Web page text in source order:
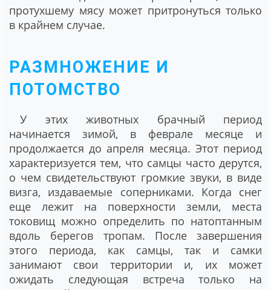
протухшему мясу может притронуться только
в крайнем случае.
РАЗМНОЖЕНИЕ И
ПОТОМСТВО
У этих животных брачный период
начинается зимой, в феврале месяце и
продолжается до апреля месяца. Этот период
характеризуется тем, что самцы часто дерутся,
о чем свидетельствуют громкие звуки, в виде
визга, издаваемые соперниками. Когда снег
еще лежит на поверхности земли, места
токовищ можно определить по натоптанным
вдоль берегов тропам. После завершения
этого периода, как самцы, так и самки
занимают свои территории и, их может
ожидать следующая встреча только на